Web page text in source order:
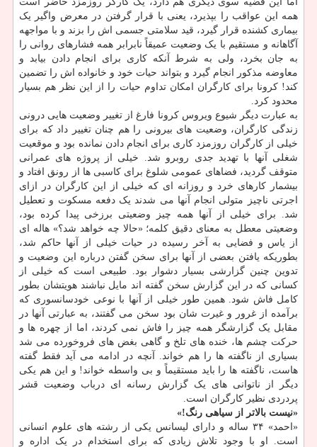
همه این عواقب را بپذیرد، یعنی با قرار گرفتن در معرض واگیر یک
بیماری کشنده قرار گیرد، قید سلامتی جسمی اش را بزند و با مواجهه
آگاهانه و مستقیم با یک وضعیت عمیقاً نابرابر همه فشارهای روانی را
به جان بخرد، ولی به شرط آنکه کاری برای انجام دادن بیابد و
معاوضه مذکور انجام گیرد و بتواند حیات خود و خانواده اش را تضمین
کند! کرونا برای کارگران امکان تداوم حیات را از این نظر هم بسیار
محدود کرد.
به عبارت دیگر شیوع ویروس کرونا فارغ از تغییر وضعیت هایی درونی
زندگی کارگران، وضعیت های بیرونی را هم چنان تغییر داد که برای
خیلی از کارگران روزمزد کاری برای انجام دادن نمانده بود و موقعیت
شغلی آنها با تهدید جدی روبرو شد. خیلی از پروژه های عمرانی
متوقف گردید، فضاهای عمومی شلوغ برای کاسبی ها از رونق افتاد و
بیشمار کارهای خرد و روزانه ای که خیلی از این کارگران در ازای
اجرتی ناچیز متولی انجام آنها می شدند یک دفعه مسکوت و تعطیل
شد. برای خیلی از آنها همه چیز وضعیتی برزخی پیدا کرده بود،
وضعیتی معطل به معنای دقیق کلمه؛ «حالا چه خواهد شد؟» هاله ای
از یاس و فضایی به آخر رسیده در حیات خیلی از آنها حاکم شد،
بطوریکه یافتن بعضی از آنها برای سخن گفتن درباره این وضعیت و
تدوین چنین گزارشی بسیار دشوار بود. طبیعی است که خیلی از
کسانی که در این گزارش سخن گفته اند مایل نباشند هویتشان بطور
کامل فاش شود. همین طور خیلی از آنها با نوعی خودسانسوری که
برآمده از غرور و غیرت شان بود سخن می گفتند، به عبارتی آنها در
مقابل یک گزارشگر همه چیز را فاش نمی کردند، اما از چهره ها و
حرکت چشم ها، خنده های تلخ و گاهی بغض های فروخورده می شد
بسیاری از ناگفته ها را هم خواند. آنچه در ادامه می آید فقط گفته
هاست، ناگفته ها را باید مستقیماً و بی واسطه خواند! و این هم یکی
دیگر از ناتوانی های یک گزارش رسانه ای درباب وضعیت قشر
پردردی نظیر کارگران است.
«نیست بالاتر از سیاهی رنگ!»
«احمد» ۳۴ ساله و دارای لیسانس یکی از رشته های علوم انسانی
است. او با وجود تلاش زیادی که برای استخدام در یک اداره و